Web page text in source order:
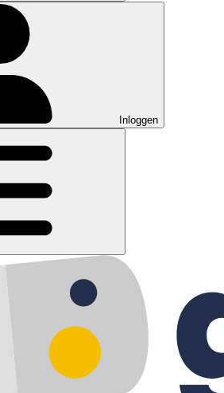
Inloggen